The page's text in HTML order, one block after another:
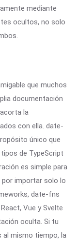
mediante
ocultos, no solo
que muchos
documentación
la
con ella. date-
único que
de TypeScript
es simple para
importar solo lo
date-fns
Vue y Svelte
oculta. Si tu
al mismo tiempo, la